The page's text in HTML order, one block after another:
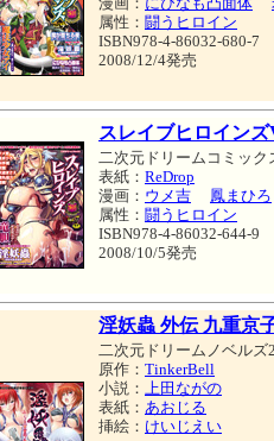
属性： 闘うヒロイン
ISBN978-4-86032-680-7
2008/12/4発売
スレイブヒロインズ
二次元ドリームコミック
表紙： ReDrop
漫画： ウメ吉
鳳まひろ
属性： 闘うヒロイン
ISBN978-4-86032-644-9
2008/10/5発売
淫妖蟲 外伝 九重京
二次元ドリームノベルズ
原作： TinkerBell
小説： 上田ながの
表紙： あおじる
挿絵： けいじえい